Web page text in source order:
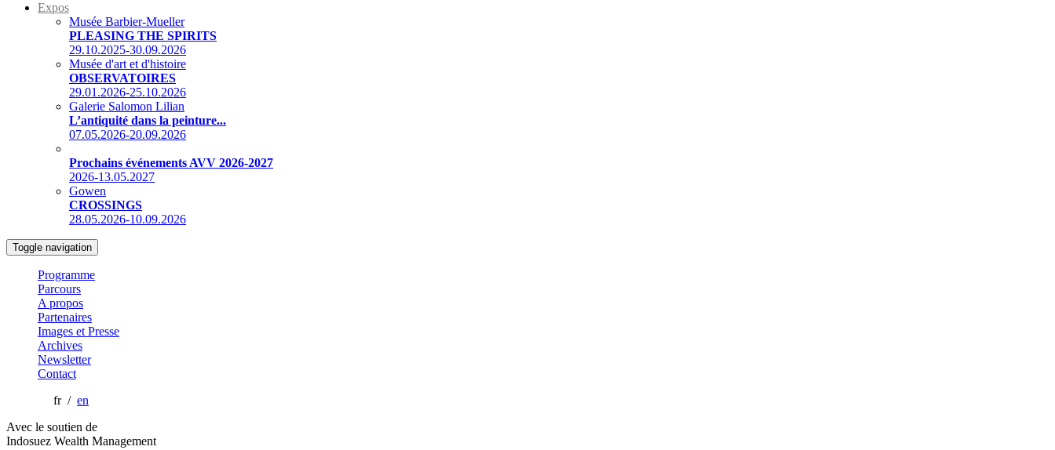
Expos
Musée Barbier-Mueller
PLEASING THE SPIRITS
29.10.2025-30.09.2026
Musée d'art et d'histoire
OBSERVATOIRES
29.01.2026-25.10.2026
Galerie Salomon Lilian
L’antiquité dans la peinture...
07.05.2026-20.09.2026
Prochains événements AVV 2026-2027
2026-13.05.2027
Gowen
CROSSINGS
28.05.2026-10.09.2026
Toggle navigation
Programme
Parcours
A propos
Partenaires
Images et Presse
Archives
Newsletter
Contact
fr / en
Avec le soutien de
Indosuez Wealth Management